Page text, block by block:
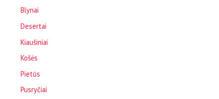
Blynai
Desertai
Kiaušiniai
Košės
Pietūs
Pusryčiai